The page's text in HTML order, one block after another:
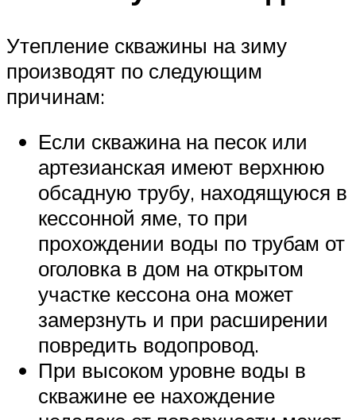
Утепление скважины на зиму
производят по следующим
причинам:
Если скважина на песок или
артезианская имеют верхнюю
обсадную трубу, находящуюся в
кессонной яме, то при
прохождении воды по трубам от
оголовка в дом на открытом
участке кессона она может
замерзнуть и при расширении
повредить водопровод.
При высоком уровне воды в
скважине ее нахождение